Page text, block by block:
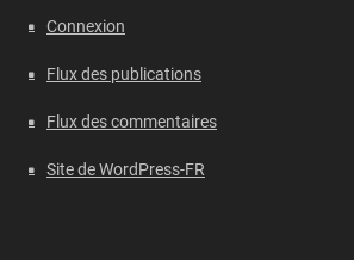
Connexion
Flux des publications
Flux des commentaires
Site de WordPress-FR